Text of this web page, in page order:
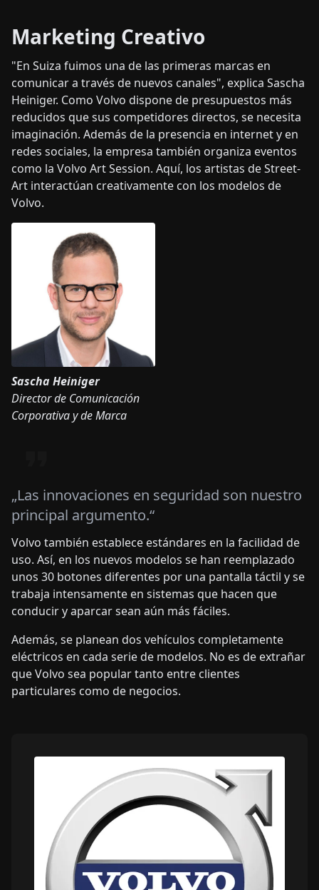
Marketing Creativo
"En Suiza fuimos una de las primeras marcas en
comunicar a través de nuevos canales", explica Sascha
Heiniger. Como Volvo dispone de presupuestos más
reducidos que sus competidores directos, se necesita
imaginación. Además de la presencia en internet y en
redes sociales, la empresa también organiza eventos
como la Volvo Art Session. Aquí, los artistas de Street-
Art interactúan creativamente con los modelos de
Volvo.
Sascha Heiniger
Director de Comunicación
Corporativa y de Marca
„Las innovaciones en seguridad son nuestro
principal argumento.“
Volvo también establece estándares en la facilidad de
uso. Así, en los nuevos modelos se han reemplazado
unos 30 botones diferentes por una pantalla táctil y se
trabaja intensamente en sistemas que hacen que
conducir y aparcar sean aún más fáciles.
Además, se planean dos vehículos completamente
eléctricos en cada serie de modelos. No es de extrañar
que Volvo sea popular tanto entre clientes
particulares como de negocios.